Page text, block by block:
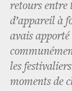
retours entre
d’appareil à
avais apporté
les
moments de